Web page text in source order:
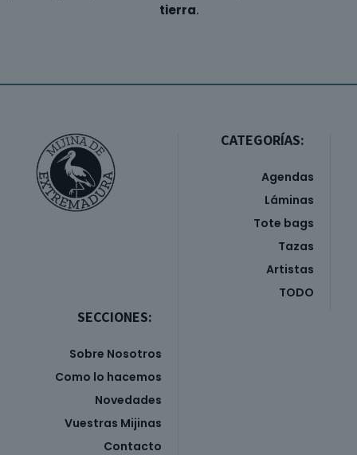
tierra.
CATEGORÍAS:
Agendas
Láminas
Tote bags
Tazas
Artistas
TODO
SECCIONES:
Sobre Nosotros
Como lo hacemos
Novedades
Vuestras Mijinas
Contacto